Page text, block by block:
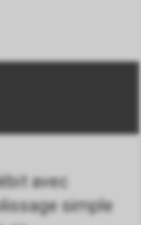
avec
simple